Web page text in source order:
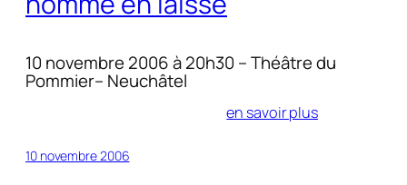
10 novembre 2006 à 20h30 – Théâtre du
Pommier– Neuchâtel
en savoir plus
10 novembre 2006